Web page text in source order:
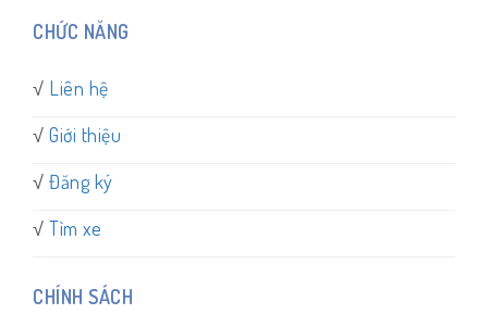
CHỨC NĂNG
√ Liên hệ
√ Giới thiệu
√ Đăng ký
√ Tìm xe
CHÍNH SÁCH